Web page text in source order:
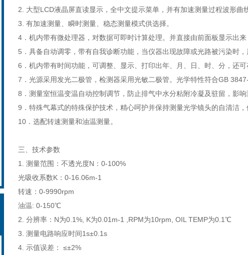
2. 大型LCD液晶屏直读显示，全中文提示菜单，并有加速测量过程波形曲
3. 有加速测量、瞬时测量、稳态测量模式供选择。
4．机内带有微处理器，对数据可即时计算处理。并直接由前面板显示出
5．具备自动调零，带有自我诊断功能，当仪器出现故障或光路被污染时
6．机内带有时间功能，可调整、显示、打印出年、月、日、时、分，还
7．光源采用发光二极管，检测器采用光敏二极管。光学特性符合GB 3847-
8．测量室恒温变温自动控制调节，防止排气中水分粘附冷凝及驻留，影响
9．特殊气幕式的特殊保护技术，精心呵护并保持测量光学镜头的自清洁
10．选配转速测量和油温测量。
三、技术参数
1. 测量范围：不透光度N：0-100%
光吸收系数K：0-16.06m-1
转速：0-9990rpm
油温: 0-150℃
2. 分辨率：N为0.1%, K为0.01m-1 ,RPM为10rpm, OIL TEMP为0.1℃
3. 测量电路响应时间1s±0.1s
4. 示值误差： ≤±2%